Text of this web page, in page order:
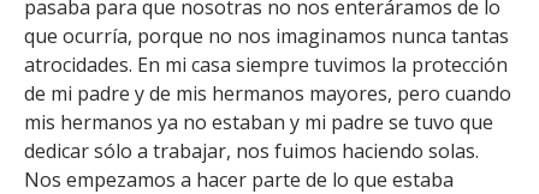
pasaba para que nosotras no nos enteráramos de lo
que ocurría, porque no nos imaginamos nunca tantas
atrocidades. En mi casa siempre tuvimos la protección
de mi padre y de mis hermanos mayores, pero cuando
mis hermanos ya no estaban y mi padre se tuvo que
dedicar sólo a trabajar, nos fuimos haciendo solas.
Nos empezamos a hacer parte de lo que estaba